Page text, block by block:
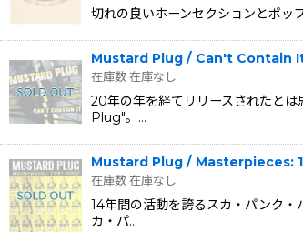
切れの良いホーンセクションとポ
Mustard Plug / Can't Contain
在庫数 在庫なし
20年の年を経てリリースされたと
Plug"。…
Mustard Plug / Masterpieces:
在庫数 在庫なし
14年間の活動を誇るスカ・パンク
カ・パ…